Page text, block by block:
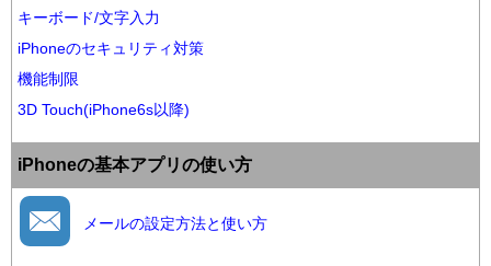
キーボード/文字入力
iPhoneのセキュリティ対策
機能制限
3D Touch(iPhone6s以降)
iPhoneの基本アプリの使い方
メールの設定方法と使い方